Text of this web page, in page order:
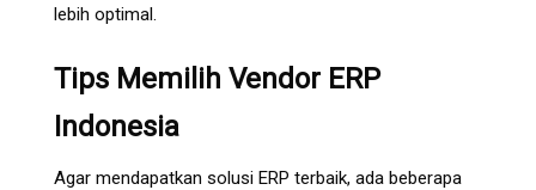
lebih optimal.
Tips Memilih Vendor ERP
Indonesia
Agar mendapatkan solusi ERP terbaik, ada beberapa